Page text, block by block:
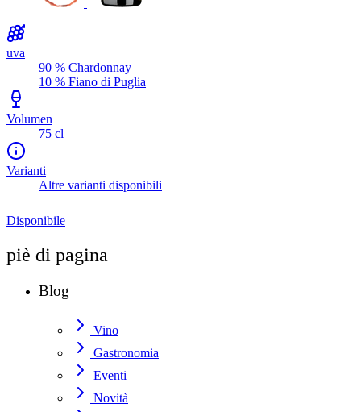
uva
90 % Chardonnay
10 % Fiano di Puglia
Volumen
75 cl
Varianti
Altre varianti disponibili
Disponibile
piè di pagina
Blog
Vino
Gastronomia
Eventi
Novità